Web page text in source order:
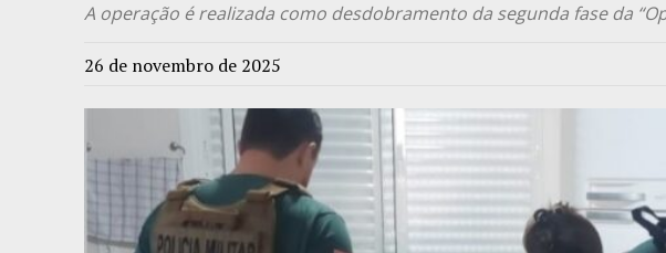
A operação é realizada como desdobramento da segunda fase da
26 de novembro de 2025